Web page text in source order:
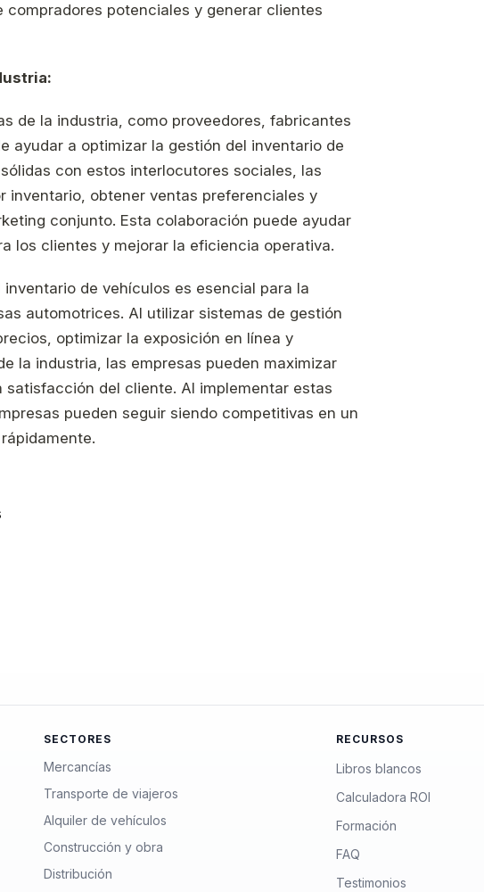
potenciales y generar clientes
de la industria, como proveedores, fabricantes
ayudar a optimizar la gestión del inventario de
con estos interlocutores sociales, las
inventario, obtener ventas preferenciales y
conjunto. Esta colaboración puede ayudar
los clientes y mejorar la eficiencia operativa.
de vehículos es esencial para la
automotrices. Al utilizar sistemas de gestión
optimizar la exposición en línea y
la industria, las empresas pueden maximizar
del cliente. Al implementar estas
pueden seguir siendo competitivas en un
SECTORES
Mercancías
Transporte de viajeros
Alquiler de vehículos
Construcción y obra
Distribución
RECURSOS
Libros blancos
Calculadora ROI
Formación
FAQ
Testimonios